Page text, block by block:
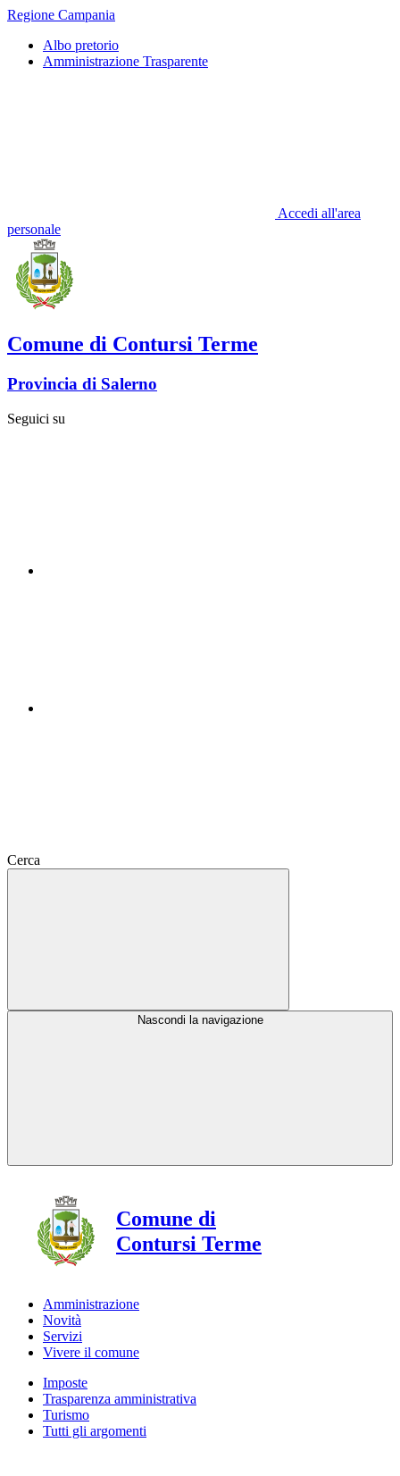
Regione Campania
Albo pretorio
Amministrazione Trasparente
Accedi all'area
personale
Comune di Contursi Terme
Provincia di Salerno
Seguici su
Cerca
Nascondi la navigazione
Comune di
Contursi Terme
Amministrazione
Novità
Servizi
Vivere il comune
Imposte
Trasparenza amministrativa
Turismo
Tutti gli argomenti